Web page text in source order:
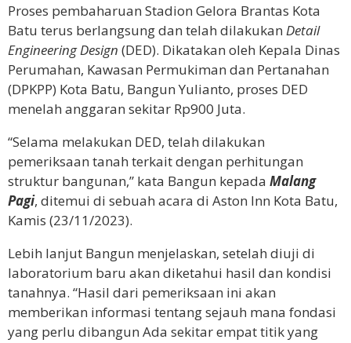
Proses pembaharuan Stadion Gelora Brantas Kota
Batu terus berlangsung dan telah dilakukan Detail
Engineering Design (DED). Dikatakan oleh Kepala Dinas
Perumahan, Kawasan Permukiman dan Pertanahan
(DPKPP) Kota Batu, Bangun Yulianto, proses DED
menelah anggaran sekitar Rp900 Juta.
“Selama melakukan DED, telah dilakukan
pemeriksaan tanah terkait dengan perhitungan
struktur bangunan,” kata Bangun kepada Malang
Pagi, ditemui di sebuah acara di Aston Inn Kota Batu,
Kamis (23/11/2023).
Lebih lanjut Bangun menjelaskan, setelah diuji di
laboratorium baru akan diketahui hasil dan kondisi
tanahnya. “Hasil dari pemeriksaan ini akan
memberikan informasi tentang sejauh mana fondasi
yang perlu dibangun Ada sekitar empat titik yang